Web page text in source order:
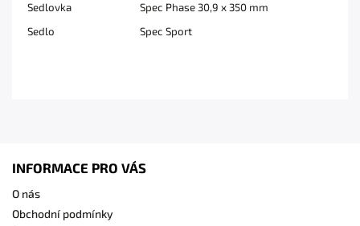
Sedlovka
Spec Phase 30,9 x 350 mm
Sedlo
Spec Sport
INFORMACE PRO VÁS
O nás
Obchodní podmínky